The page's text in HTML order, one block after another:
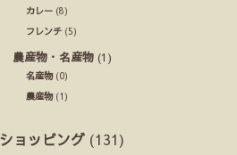
カレー (8)
フレンチ (5)
農産物・名産物 (1)
名産物(0)
農産物(1)
ショッピング (131)